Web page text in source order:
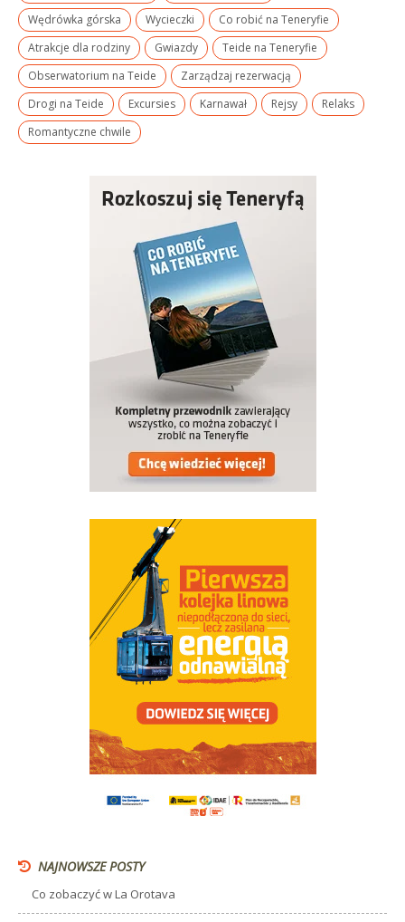
Wędrówka górska
Wycieczki
Co robić na Teneryfie
Atrakcje dla rodziny
Gwiazdy
Teide na Teneryfie
Obserwatorium na Teide
Zarządzaj rezerwacją
Drogi na Teide
Excursies Karnawał Rejsy
Relaks
Romantyczne chwile
NAJNOWSZE POSTY
Co zobaczyć w La Orotava